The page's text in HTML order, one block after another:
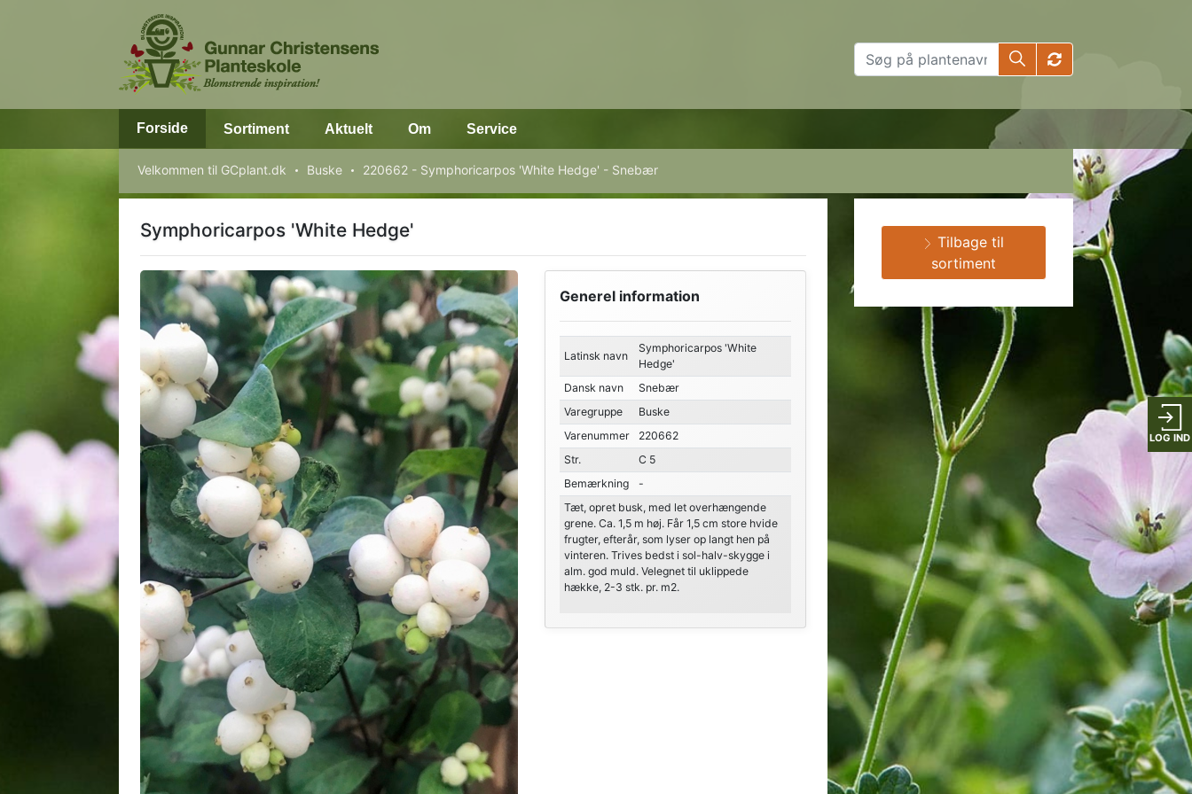
LOG IND
Forside Sortiment Aktuelt Om Service
Velkommen til GCplant.dk Buske 220662 - Symphoricarpos 'White Hedge' - Snebær
Symphoricarpos 'White Hedge'
Generel information
Latinsk navn
Symphoricarpos 'White
Hedge'
Dansk navn
Snebær
Varegruppe
Buske
Varenummer
220662
Str.
C 5
Bemærkning
-
Tæt, opret busk, med let overhængende
grene. Ca. 1,5 m høj. Får 1,5 cm store hvide
frugter, efterår, som lyser op langt hen på
vinteren. Trives bedst i sol-halv-skygge i
alm. god muld. Velegnet til uklippede
hække, 2-3 stk. pr. m2.
Tilbage til
sortiment